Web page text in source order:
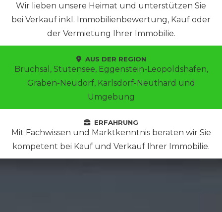
Wir lieben unsere Heimat und unterstützen Sie
bei Verkauf inkl. Immobilienbewertung, Kauf oder
der Vermietung Ihrer Immobilie.
AUS DER REGION
Bruchsal, Stutensee, Eggenstein-Leopoldshafen,
Graben-Neudorf, Karlsdorf-Neuthard und
Umgebung
ERFAHRUNG
Mit Fachwissen und Marktkenntnis beraten wir Sie
kompetent bei Kauf und Verkauf Ihrer Immobilie.